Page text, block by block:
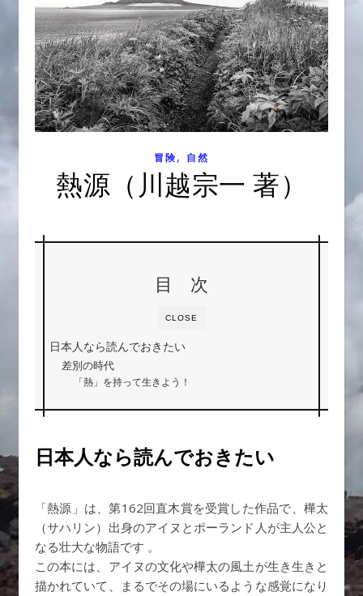
冒険, 自然
熱源（川越宗一 著）
CLOSE
目 次
日本人なら読んでおきたい
差別の時代
「熱」を持って生きよう！
日本人なら読んでおきたい
「熱源」は、第162回直木賞を受賞した作品で、樺太
（サハリン）出身のアイヌとポーランド人が主人公と
なる壮大な物語です 。
この本には、アイヌの文化や樺太の風土が生き生きと
描かれていて、まるでその場にいるような感覚になり